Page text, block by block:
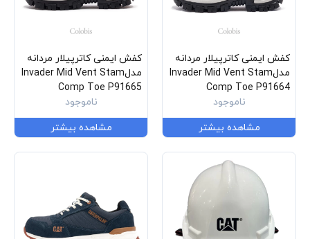
کفش ایمنی کاترپیلار مردانه
مدلInvader Mid Vent Stam
Comp Toe P91664
ناموجود
مشاهده بیشتر
کفش ایمنی کاترپیلار مردانه
مدلInvader Mid Vent Stam
Comp Toe P91665
ناموجود
مشاهده بیشتر